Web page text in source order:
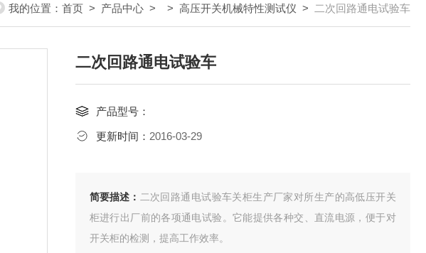
我的位置： 首页 > 产品中心 > > 高压开关机械特性测试仪 > 二次回路通电试验车
二次回路通电试验车
产品型号：
更新时间： 2016-03-29
简要描述： 二次回路通电试验车关柜生产厂家对所生产的高低压开关
柜进行出厂前的各项通电试验。它能提供各种交、直流电源，便于对
开关柜的检测，提高工作效率。